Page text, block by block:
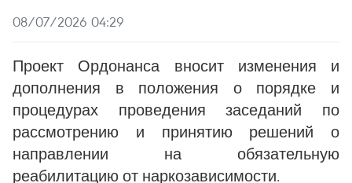
08/07/2026 04:29
Проект Ордонанса вносит изменения и
дополнения в положения о порядке и
процедурах проведения заседаний по
рассмотрению и принятию решений о
направлении на обязательную
реабилитацию от наркозависимости.